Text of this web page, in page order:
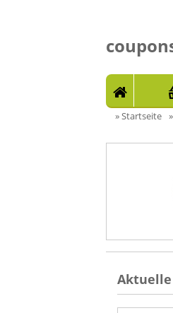
START
»Startseite »
Aktuelle